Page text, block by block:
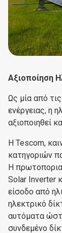
Αξιοποίηση
Ως μία από
ενέργειας, η
αξιοποιηθεί
Η Tescom,
κατηγοριών
Η
Solar Inverter
είσοδο από
ηλεκτρικό
αυτόματα
συνδεμένο